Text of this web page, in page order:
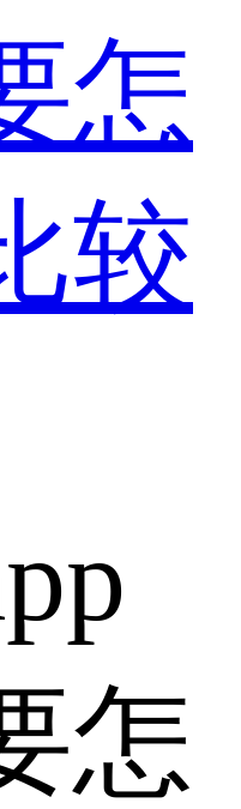
怎
较
怎